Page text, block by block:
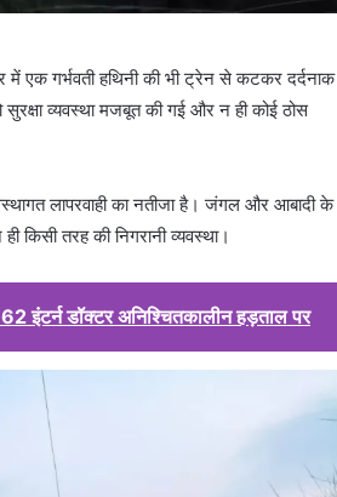
में एक गर्भवती हथिनी की भी ट्रेन से कटकर दर्दनाक
व्यवस्था मजबूत की गई और न ही कोई ठोस
लापरवाही का नतीजा है। जंगल और आबादी के
किसी तरह की निगरानी व्यवस्था।
इंटर्न डॉक्टर अनिश्चितकालीन हड़ताल पर